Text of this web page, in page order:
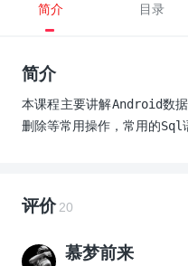
简介 目录
简介
本课程主要讲解Android数
删除等常用操作，常用的Sql
评价 20
慕梦前来